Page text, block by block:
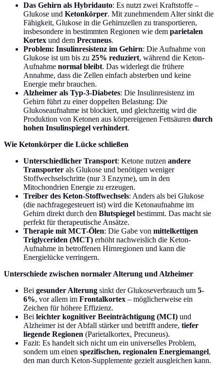
Das Gehirn als Hybridauto: Es nutzt zwei Kraftstoffe –
Glukose und Ketonkörper. Mit zunehmendem Alter sinkt die
Fähigkeit, Glukose in die Gehirnzellen zu transportieren,
insbesondere in bestimmten Regionen wie dem parietalen
Kortex und dem Precuneus.
Problem: Insulinresistenz im Gehirn: Die Aufnahme von
Glukose ist um bis zu 25% reduziert, während die Keton-
Aufnahme normal bleibt. Das widerlegt die frühere
Annahme, dass die Zellen einfach absterben und keine
Energie mehr brauchen.
Alzheimer als Typ-3-Diabetes: Die Insulinresistenz im
Gehirn führt zu einer doppelten Belastung: Die
Glukoseaufnahme ist blockiert, und gleichzeitig wird die
Produktion von Ketonen aus körpereigenen Fettsäuren durch
hohen Insulinspiegel verhindert.
Wie Ketonkörper die Lücke schließen
Unterschiedlicher Transport: Ketone nutzen andere
Transporter als Glukose und benötigen weniger
Stoffwechselschritte (nur 3 Enzyme), um in den
Mitochondrien Energie zu erzeugen.
Treiber des Keton-Stoffwechsels: Anders als bei Glukose
(die nachfragegesteuert ist) wird die Ketonaufnahme im
Gehirn direkt durch den Blutspiegel bestimmt. Das macht sie
perfekt für therapeutische Ansätze.
Therapie mit MCT-Ölen: Die Gabe von mittelkettigen
Triglyceriden (MCT) erhöht nachweislich die Keton-
Aufnahme in betroffenen Hirnregionen und kann die
Energielücke verringern.
Unterschiede zwischen normaler Alterung und Alzheimer
Bei gesunder Alterung sinkt der Glukoseverbrauch um 5-
6%, vor allem im Frontalkortex – möglicherweise ein
Zeichen für höhere Effizienz.
Bei leichter kognitiver Beeinträchtigung (MCI) und
Alzheimer ist der Abfall stärker und betrifft andere, tiefer
liegende Regionen (Parietalkortex, Precuneus).
Fazit: Es handelt sich nicht um ein universelles Problem,
sondern um einen spezifischen, regionalen Energiemangel,
den man durch Keton-Supplemente gezielt ausgleichen kann.